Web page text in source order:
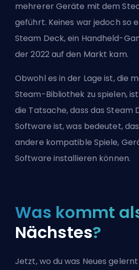
mehrerer Geräte mit dem
geführt. Keines war jedoch so
Steam Deck, ein Handheld-
der 2022 auf den Markt kam.
Obwohl es in der Lage ist, die
Steam-Bibliothek zu spielen,
die Tatsache, dass das Steam
Software ist, was bedeutet,
andere kompatible Spiele,
Software installieren können.
Was kommt
Nächstes?
Jetzt, wo du was Neues gelernt